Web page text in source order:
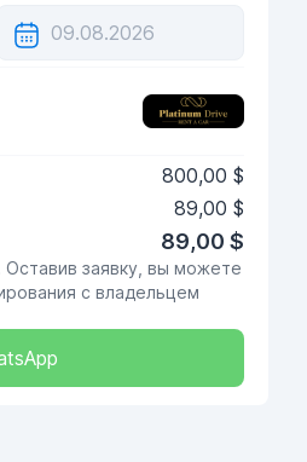
800,00 $
89,00 $
89,00 $
Оставив заявку, вы можете
с владельцем